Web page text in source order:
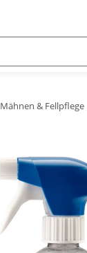
Mähnen & Fellpflege